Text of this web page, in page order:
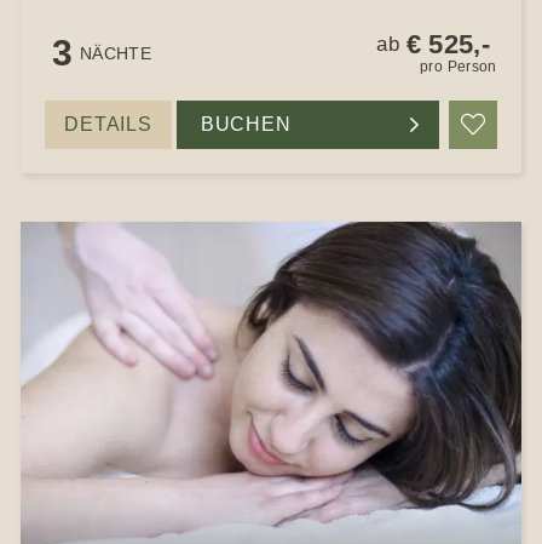
3 NÄCHTE ab € 525,-
pro Person
DETAILS BUCHEN